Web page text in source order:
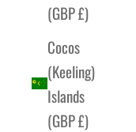
(GBP £)
Cocos
(Keeling)
Islands
(GBP £)